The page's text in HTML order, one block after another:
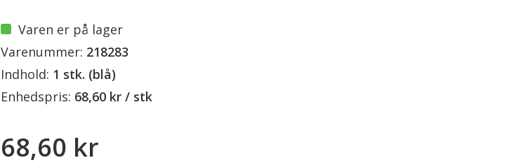
Varen er på lager
Varenummer: 218283
Indhold: 1 stk. (blå)
Enhedspris: 68,60 kr / stk
68,60 kr